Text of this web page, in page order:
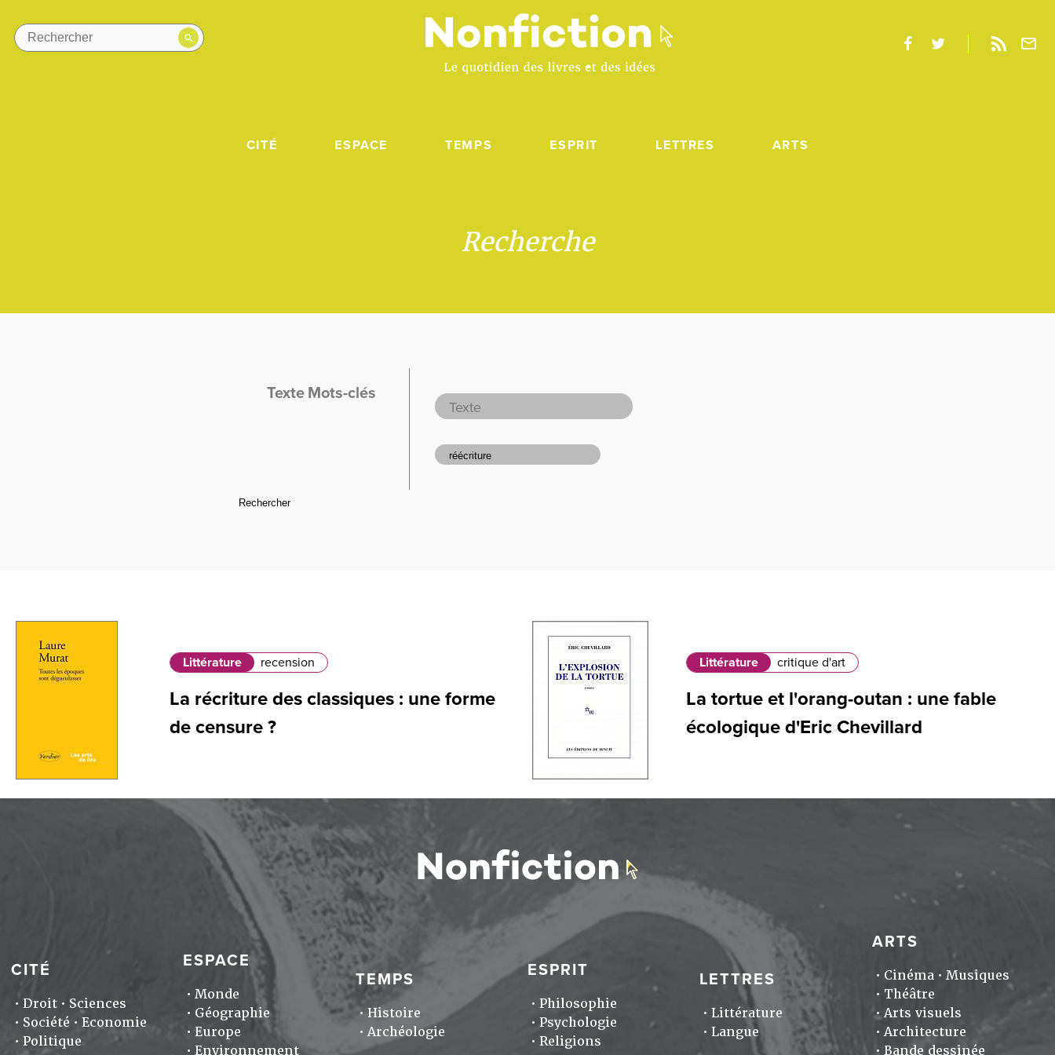
CITÉ ESPACE TEMPS ESPRIT LETTRES ARTS
Recherche
Texte Mots-clés
Littérature recension
La récriture des classiques : une forme
de censure ?
Littérature critique d'art
La tortue et l'orang-outan : une fable
écologique d'Eric Chevillard
CITÉ
Droit
Sciences
Société
Economie
Politique
ESPACE
Monde
Géographie
Europe
Environnement
TEMPS
Histoire
Archéologie
ESPRIT
Philosophie
Psychologie
Religions
LETTRES
Littérature
Langue
ARTS
Cinéma
Musiques
Théâtre
Arts visuels
Architecture
Bande dessinée